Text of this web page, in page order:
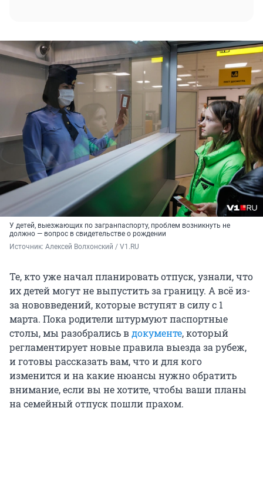
У детей, выезжающих по загранпаспорту, проблем возникнуть не
должно — вопрос в свидетельстве о рождении
Источник: Алексей Волхонский / V1.RU
Те, кто уже начал планировать отпуск, узнали, что
их детей могут не выпустить за границу. А всё из-
за нововведений, которые вступят в силу с 1
марта. Пока родители штурмуют паспортные
столы, мы разобрались вдокументе, который
регламентирует новые правила выезда за рубеж,
и готовы рассказать вам, что и для кого
изменится и на какие нюансы нужно обратить
внимание, если вы не хотите, чтобы ваши планы
на семейный отпуск пошли прахом.